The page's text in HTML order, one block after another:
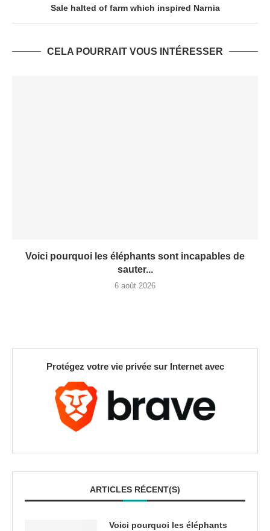
Sale halted of farm which inspired Narnia
CELA POURRAIT VOUS INTÉRESSER
Voici pourquoi les éléphants sont incapables de
sauter...
6 août 2026
Protégez votre vie privée sur Internet avec
ARTICLES RÉCENT(S)
Voici pourquoi les éléphants